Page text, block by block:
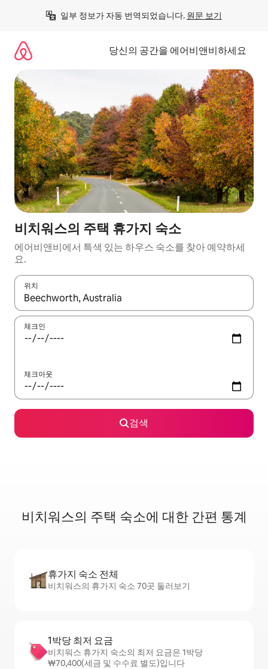
일부 정보가 자동 번역되었습니다. 원문 보기
당신의 공간을 에어비앤비하세요
비치워스의 주택 휴가지 숙소
에어비앤비에서 특색 있는 하우스 숙소를 찾아 예약하세
요.
위치
결과가 나오면 위·아래 화살표 키를 사용하거나 터치 또는 스와이
체크인
체크아웃
검색
비치워스의 주택 숙소에 대한 간편 통계
휴가지 숙소 전체
비치워스의 휴가지 숙소 70곳 둘러보기
1박당 최저 요금
비치워스 휴가지 숙소의 최저 요금은 1박당
₩70,400(세금 및 수수료 별도)입니다